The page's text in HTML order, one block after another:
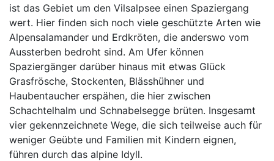
ist das Gebiet um den Vilsalpsee einen Spaziergang
wert. Hier finden sich noch viele geschützte Arten wie
Alpensalamander und Erdkröten, die anderswo vom
Aussterben bedroht sind. Am Ufer können
Spaziergänger darüber hinaus mit etwas Glück
Grasfrösche, Stockenten, Blässhühner und
Haubentaucher erspähen, die hier zwischen
Schachtelhalm und Schnabelsegge brüten. Insgesamt
vier gekennzeichnete Wege, die sich teilweise auch für
weniger Geübte und Familien mit Kindern eignen,
führen durch das alpine Idyll.